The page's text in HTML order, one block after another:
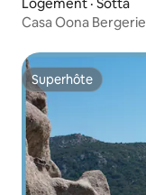
Casa Oona Bergerie
Superhôte
Superhôte